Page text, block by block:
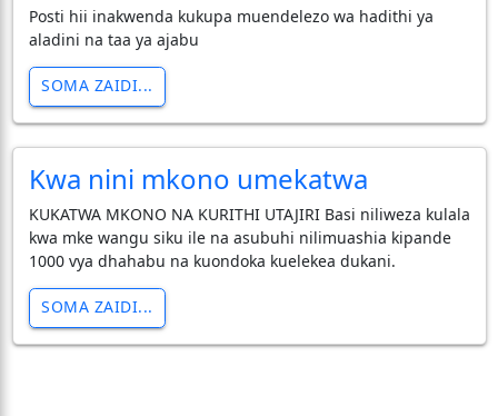
Posti hii inakwenda kukupa muendelezo wa hadithi ya
aladini na taa ya ajabu
SOMA ZAIDI...
Kwa nini mkono umekatwa
KUKATWA MKONO NA KURITHI UTAJIRI Basi niliweza kulala
kwa mke wangu siku ile na asubuhi nilimuashia kipande
1000 vya dhahabu na kuondoka kuelekea dukani.
SOMA ZAIDI...